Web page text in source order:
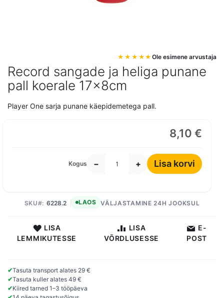
Record sangade ja heliga punane
pall koerale 17x8cm
Ole esimene arvustaja
Player One sarja punane käepidemetega pall.
8,10 €
Kogus − + Lisa korvi
VÄLJASTAMINE 24H JOOKSUL
SKU 6228.2 LAOS
LISA
LEMMIKUTESSE
LISA
VÕRDLUSESSE
E-
POST
✔Tasuta transport alates 29 €
✔Tasuta kuller alates 49 €
✔Kiired tarned 1–3 tööpäeva
pildigalerii
algusesse